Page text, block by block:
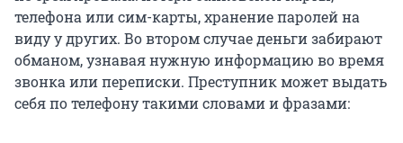
телефона или сим-карты, хранение паролей на
виду у других. Во втором случае деньги забирают
обманом, узнавая нужную информацию во время
звонка или переписки. Преступник может выдать
себя по телефону такими словами и фразами: